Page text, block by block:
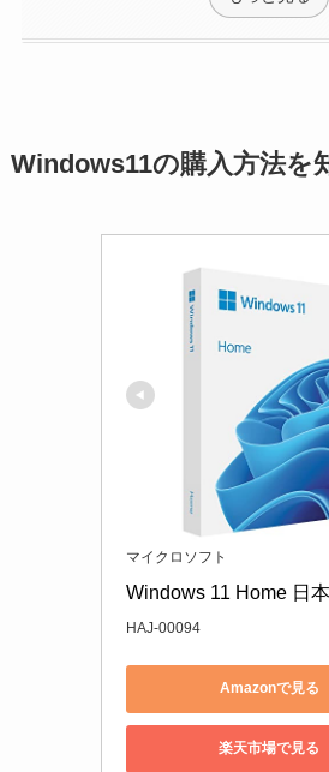
Windows11の購入方法を
マイクロソフト
Windows 11 Home 日
HAJ-00094
Amazonで見る
楽天市場で見る